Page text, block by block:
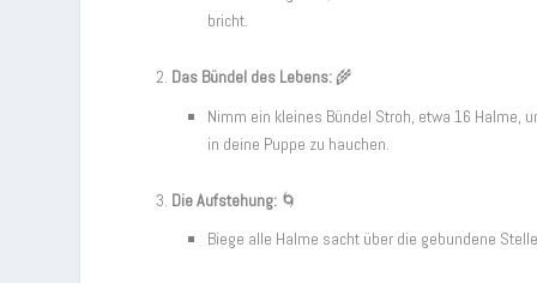
bricht.
Das Bündel des Lebens: 🌾
Nimm ein kleines Bündel Stroh, etwa 16 Halme,
in deine Puppe zu hauchen.
Die Aufstehung: 🌀
Biege alle Halme sacht über die gebundene